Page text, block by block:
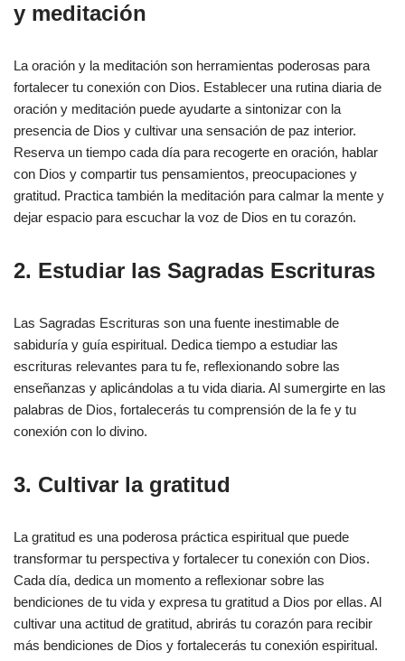
y meditación
La oración y la meditación son herramientas poderosas para
fortalecer tu conexión con Dios. Establecer una rutina diaria de
oración y meditación puede ayudarte a sintonizar con la
presencia de Dios y cultivar una sensación de paz interior.
Reserva un tiempo cada día para recogerte en oración, hablar
con Dios y compartir tus pensamientos, preocupaciones y
gratitud. Practica también la meditación para calmar la mente y
dejar espacio para escuchar la voz de Dios en tu corazón.
2. Estudiar las Sagradas Escrituras
Las Sagradas Escrituras son una fuente inestimable de
sabiduría y guía espiritual. Dedica tiempo a estudiar las
escrituras relevantes para tu fe, reflexionando sobre las
enseñanzas y aplicándolas a tu vida diaria. Al sumergirte en las
palabras de Dios, fortalecerás tu comprensión de la fe y tu
conexión con lo divino.
3. Cultivar la gratitud
La gratitud es una poderosa práctica espiritual que puede
transformar tu perspectiva y fortalecer tu conexión con Dios.
Cada día, dedica un momento a reflexionar sobre las
bendiciones de tu vida y expresa tu gratitud a Dios por ellas. Al
cultivar una actitud de gratitud, abrirás tu corazón para recibir
más bendiciones de Dios y fortalecerás tu conexión espiritual.